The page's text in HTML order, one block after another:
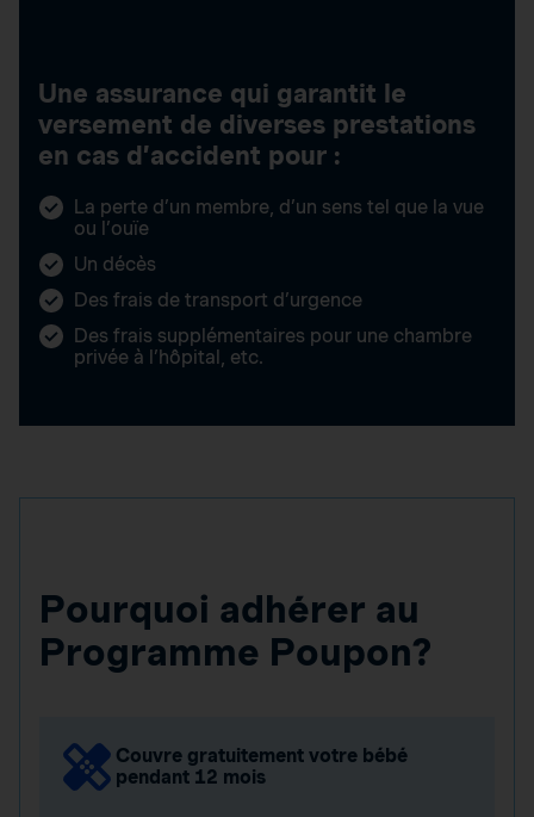
Une assurance qui garantit le
versement de diverses prestations
en cas d’accident pour :
La perte d’un membre, d’un sens tel que la vue
ou l’ouïe
Un décès
Des frais de transport d’urgence
Des frais supplémentaires pour une chambre
privée à l’hôpital, etc.
Pourquoi adhérer au
Programme Poupon?
Couvre gratuitement votre bébé
pendant 12 mois